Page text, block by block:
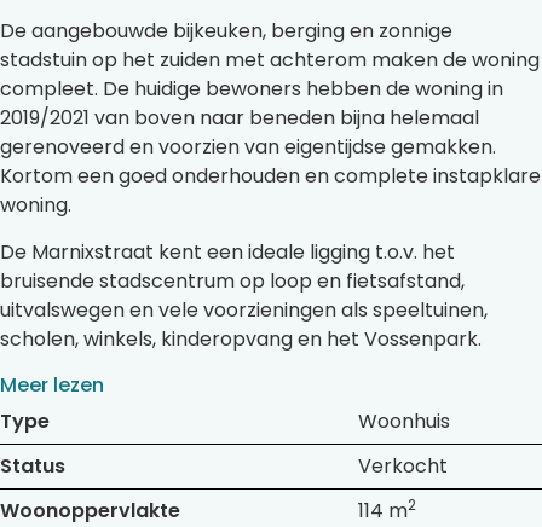
De aangebouwde bijkeuken, berging en zonnige
stadstuin op het zuiden met achterom maken de woning
compleet. De huidige bewoners hebben de woning in
2019/2021 van boven naar beneden bijna helemaal
gerenoveerd en voorzien van eigentijdse gemakken.
Kortom een goed onderhouden en complete instapklare
woning.
De Marnixstraat kent een ideale ligging t.o.v. het
bruisende stadscentrum op loop en fietsafstand,
uitvalswegen en vele voorzieningen als speeltuinen,
scholen, winkels, kinderopvang en het Vossenpark.
Meer lezen
Type
Woonhuis
Status
Verkocht
Woonoppervlakte
114 m2